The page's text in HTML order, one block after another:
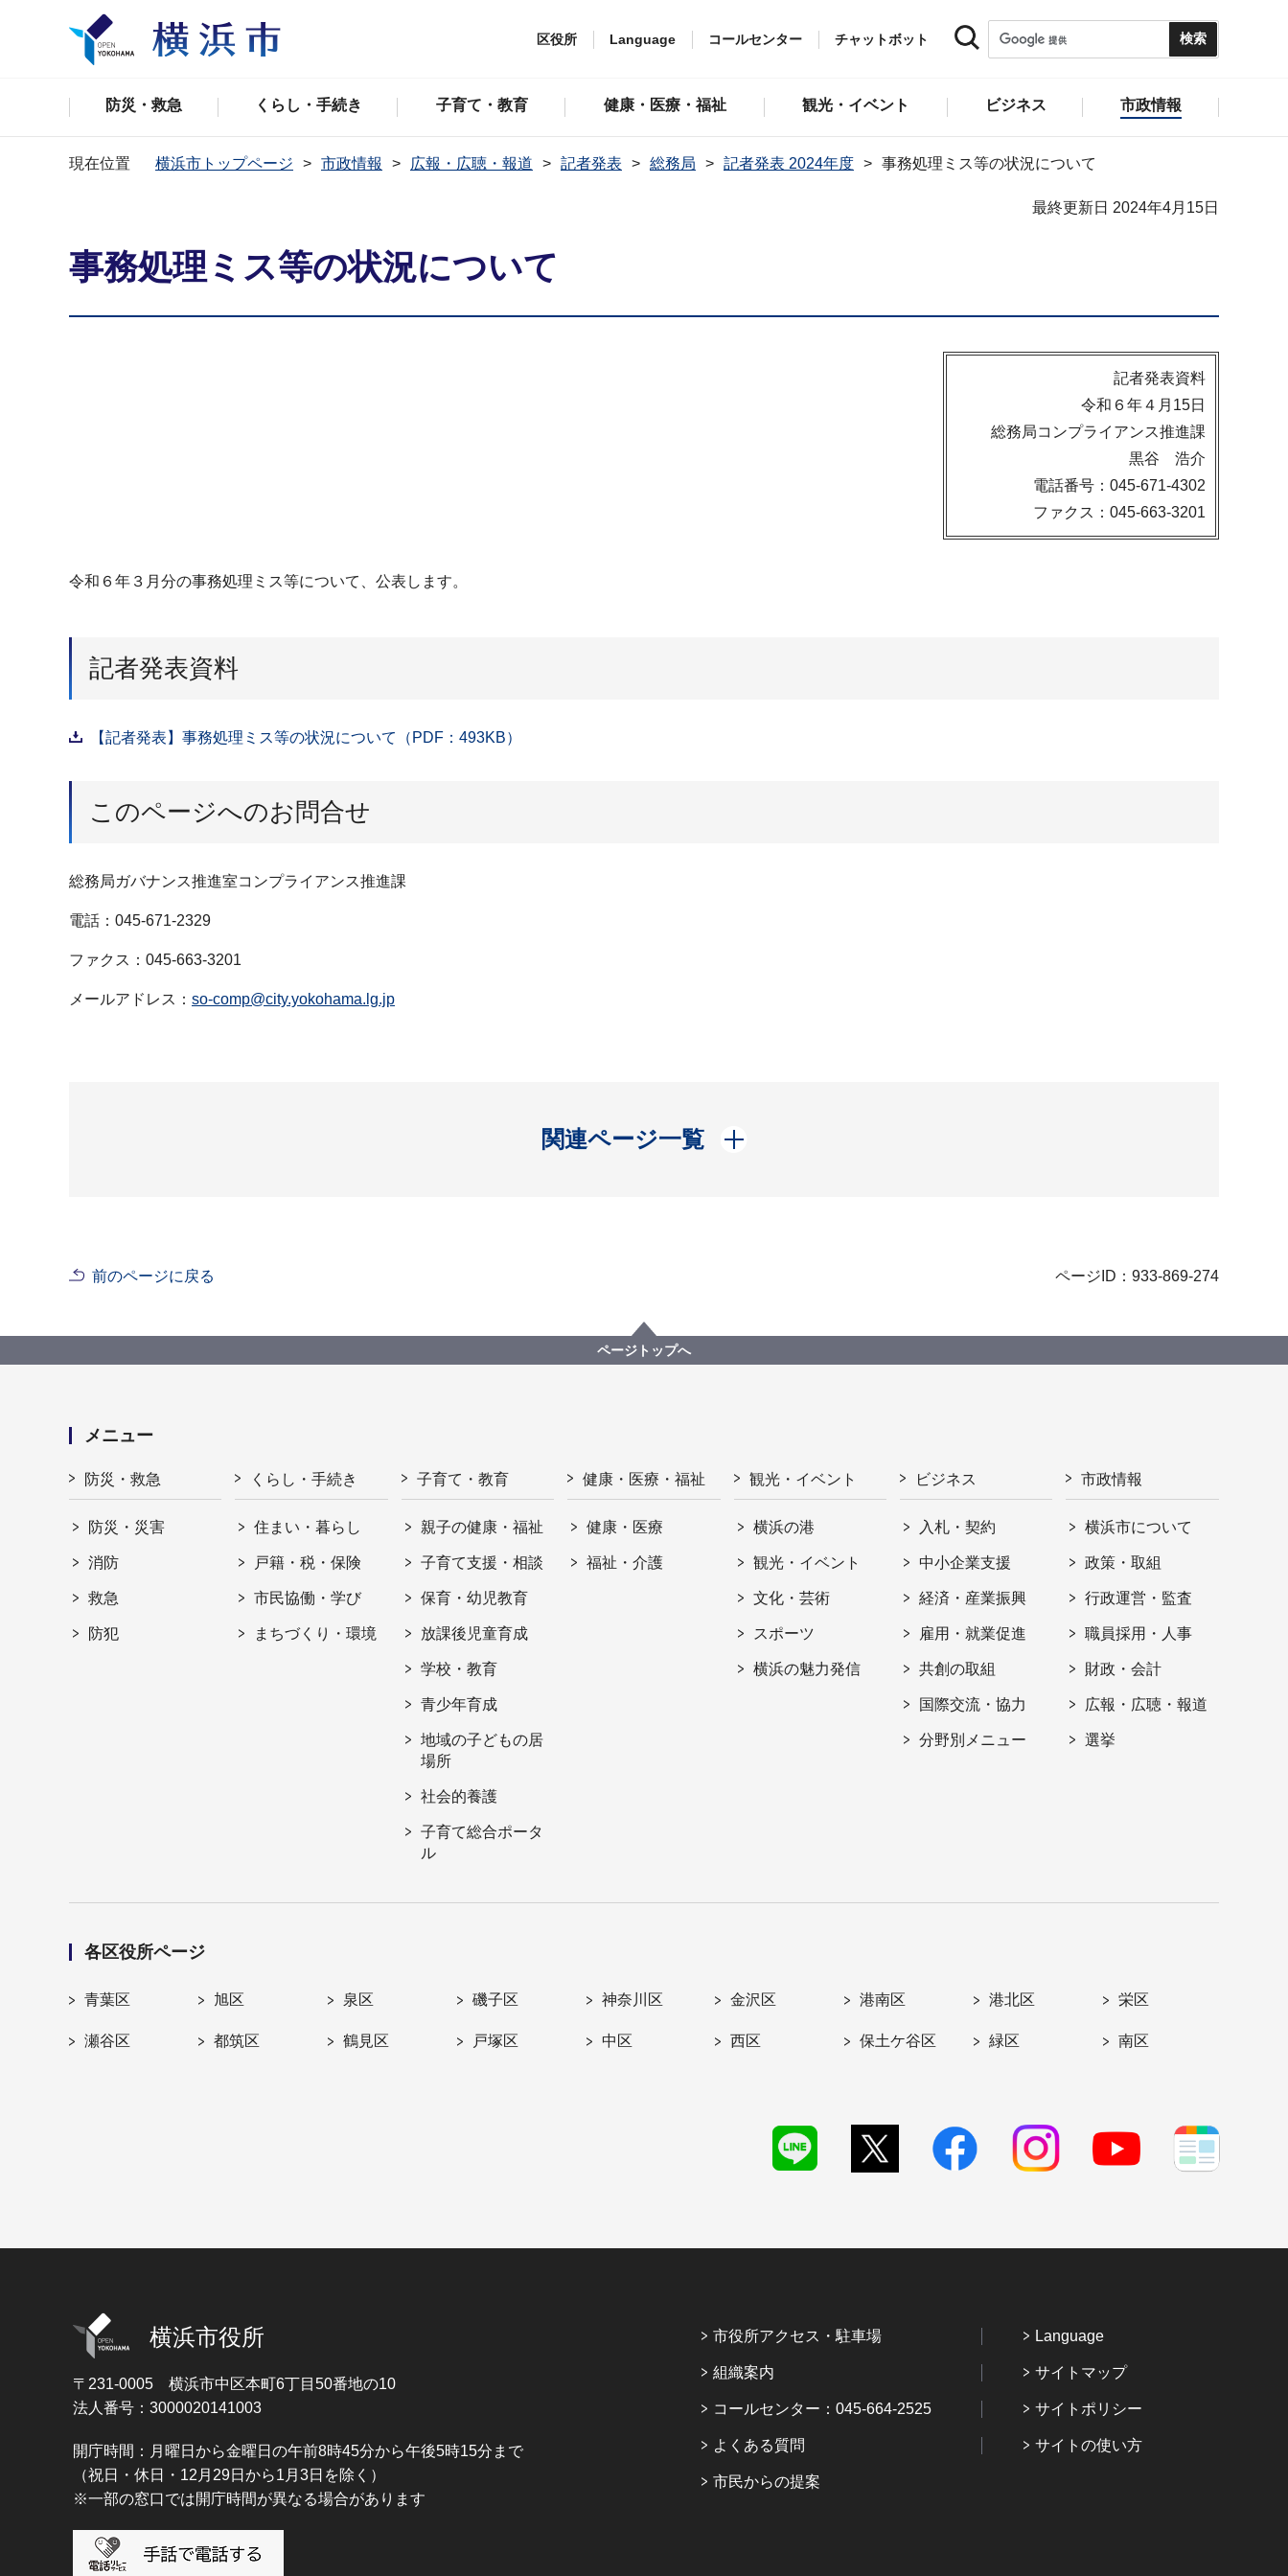
区役所 Language コールセンター チャットボット
防災・救急 くらし・手続き 子育て・教育 健康・医療・福祉 観光・イベント ビジネス 市政情報
現在位置 横浜市トップページ 市政情報 広報・広聴・報道 記者発表 総務局 記者発表 2024年度 事務処理ミス等の状況について
最終更新日 2024年4月15日
事務処理ミス等の状況について
記者発表資料
令和６年４月15日
総務局コンプライアンス推進課
黒谷 浩介
電話番号：045-671-4302
ファクス：045-663-3201
令和６年３月分の事務処理ミス等について、公表します。
記者発表資料
【記者発表】事務処理ミス等の状況について（PDF：493KB）
このページへのお問合せ
総務局ガバナンス推進室コンプライアンス推進課
電話：045-671-2329
ファクス：045-663-3201
メールアドレス： so-comp@city.yokohama.lg.jp
関連ページ一覧
開く
前のページに戻る ページID：933-869-274
ページトップへ
メニュー
防災・救急
防災・災害
消防
救急
防犯
くらし・手続き
住まい・暮らし
戸籍・税・保険
市民協働・学び
まちづくり・環境
子育て・教育
親子の健康・福祉
子育て支援・相談
保育・幼児教育
放課後児童育成
学校・教育
青少年育成
地域の子どもの居
場所
社会的養護
子育て総合ポータ
ル
健康・医療・福祉
健康・医療
福祉・介護
観光・イベント
横浜の港
観光・イベント
文化・芸術
スポーツ
横浜の魅力発信
ビジネス
入札・契約
中小企業支援
経済・産業振興
雇用・就業促進
共創の取組
国際交流・協力
分野別メニュー
市政情報
横浜市について
政策・取組
行政運営・監査
職員採用・人事
財政・会計
広報・広聴・報道
選挙
各区役所ページ
青葉区 旭区 泉区 磯子区 神奈川区 金沢区 港南区 港北区 栄区
瀬谷区 都筑区 鶴見区 戸塚区 中区 西区 保土ケ谷区 緑区 南区
横浜市役所
〒231-0005 横浜市中区本町6丁目50番地の10
法人番号：3000020141003
開庁時間：月曜日から金曜日の午前8時45分から午後5時15分まで
（祝日・休日・12月29日から1月3日を除く）
※一部の窓口では開庁時間が異なる場合があります
市役所アクセス・駐車場
組織案内
コールセンター：045-664-2525
よくある質問
市民からの提案
Language
サイトマップ
サイトポリシー
サイトの使い方